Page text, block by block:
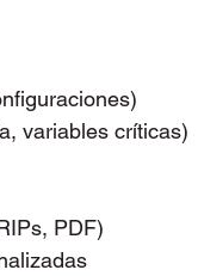
variables críticas)
PDF)